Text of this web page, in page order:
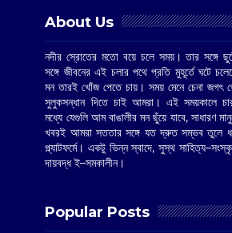
About Us
নদীর স্রোতের মতো বয়ে চলে সময়। তার সঙ্গে
সঙ্গে জীবনের এই চলার পথে প্রতি মুহূর্তে ঘটে
মন তারই খোঁজ পেতে চায়। সময় মেনে চেনা জগৎ
সুলুকসন্ধান দিতে চাই আমরা। এই সময়কালে
মধ্যে যেগুলি আম বাঙালীর মন ছুঁয়ে যাবে, সাধারণ
খবরই আমরা সততার সঙ্গে যত দ্রুত সম্ভব তুলে
প্ল্যাটফর্মে। একটু ভিন্ন স্বাদে, সুস্থ
দায়বদ্ধ ই–সমকালীন।
Popular Posts